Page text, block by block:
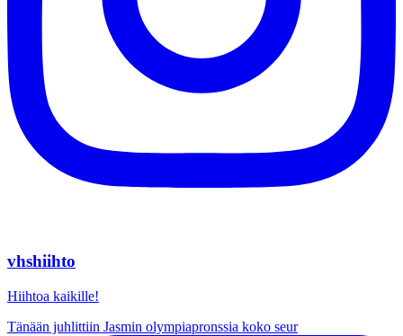
vhshiihto
Hiihtoa kaikille!
Tänään juhlittiin Jasmin olympiapronssia koko seur